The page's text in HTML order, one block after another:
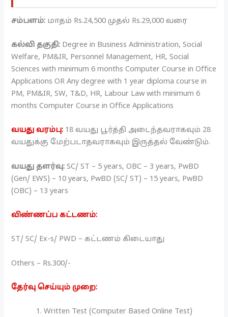
சம்பளம்: மாதம் Rs.24,500 முதல் Rs.29,000 வரை
கல்வி தகுதி: Degree in Business Administration, Social
Welfare, PM&IR, Personnel Management, HR, Social
Sciences with minimum 6 months Computer Course in Office
Applications OR Any degree with 1 year diploma course in
PM, PM&IR, SW, T&D, HR, Labour Law with minimum 6
months Computer Course in Office Applications
வயது வரம்பு: 18 வயது பூர்த்தி அடைந்தவராகவும் 28
வயதுக்கு மேற்படாதவராகவும் இருத்தல் வேண்டும்.
வயது தளர்வு:SC/ ST – 5 years, OBC – 3 years, PwBD
(Gen/ EWS) – 10 years, PwBD (SC/ ST) – 15 years, PwBD
(OBC) – 13 years
விண்ணப்ப கட்டணம்:
ST/ SC/ Ex-s/ PWD – கட்டணம் கிடையாது
Others – Rs.300/-
தேர்வு செய்யும் முறை:
Written Test (Computer Based Online Test)